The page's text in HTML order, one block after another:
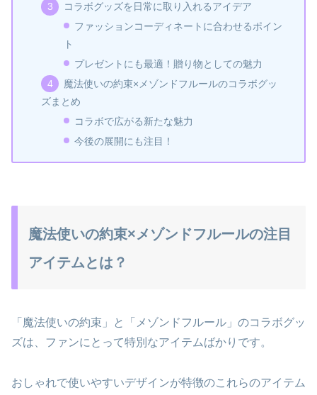
コラボグッズを日常に取り入れるアイデア
ファッションコーディネートに合わせるポイン
ト
プレゼントにも最適！贈り物としての魅力
魔法使いの約束×メゾンドフルールのコラボグッ
ズまとめ
コラボで広がる新たな魅力
今後の展開にも注目！
魔法使いの約束×メゾンドフルールの注目
アイテムとは？
「魔法使いの約束」と「メゾンドフルール」のコラボグッ
ズは、ファンにとって特別なアイテムばかりです。
おしゃれで使いやすいデザインが特徴のこれらのアイテム